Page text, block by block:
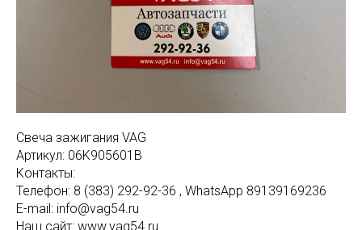
Свеча зажигания VAG
Артикул: 06K905601B
Контакты:
Телефон: 8 (383) 292-92-36 , WhatsApp 89139169236
E-mail: info@vag54.ru
Наш сайт: www.vag54.ru